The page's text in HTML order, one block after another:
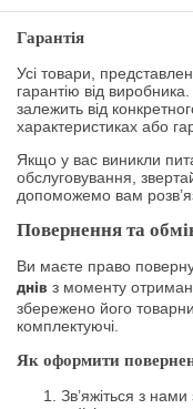
Гарантія
Усі товари,
гарантію від
залежить від
характеристиках або
Якщо у вас виникли
обслуговування,
допоможемо вам
Повернення та
Ви маєте право
днів з моменту
збережено його
комплектуючі.
Як оформити
Зв’яжіться з